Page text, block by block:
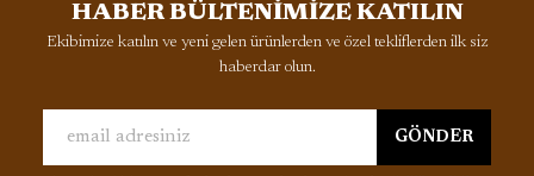
HABER BÜLTENİMİZE KATILIN
Ekibimize katılın ve yeni gelen ürünlerden ve özel tekliflerden ilk siz
haberdar olun.
GÖNDER